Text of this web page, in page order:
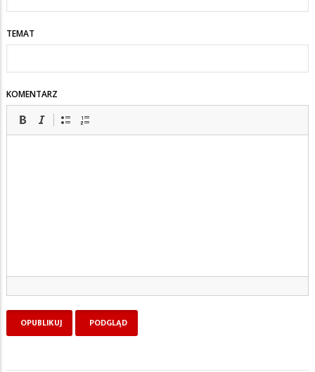
TEMAT
KOMENTARZ